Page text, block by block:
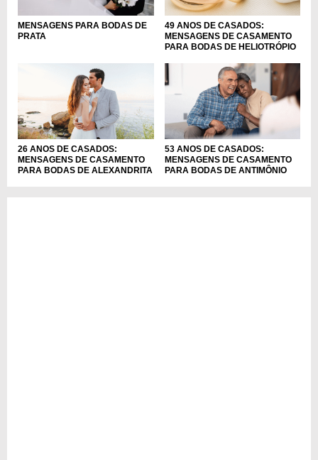
MENSAGENS PARA BODAS DE
PRATA
49 ANOS DE CASADOS:
MENSAGENS DE CASAMENTO
PARA BODAS DE HELIOTRÓPIO
26 ANOS DE CASADOS:
MENSAGENS DE CASAMENTO
PARA BODAS DE ALEXANDRITA
53 ANOS DE CASADOS:
MENSAGENS DE CASAMENTO
PARA BODAS DE ANTIMÔNIO